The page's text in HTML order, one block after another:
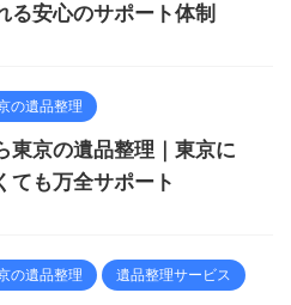
る安心のサポート体制
の遺品整理
東京の遺品整理｜東京に
ても万全サポート
の遺品整理 遺品整理サービス